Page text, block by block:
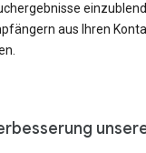
aus Ihren